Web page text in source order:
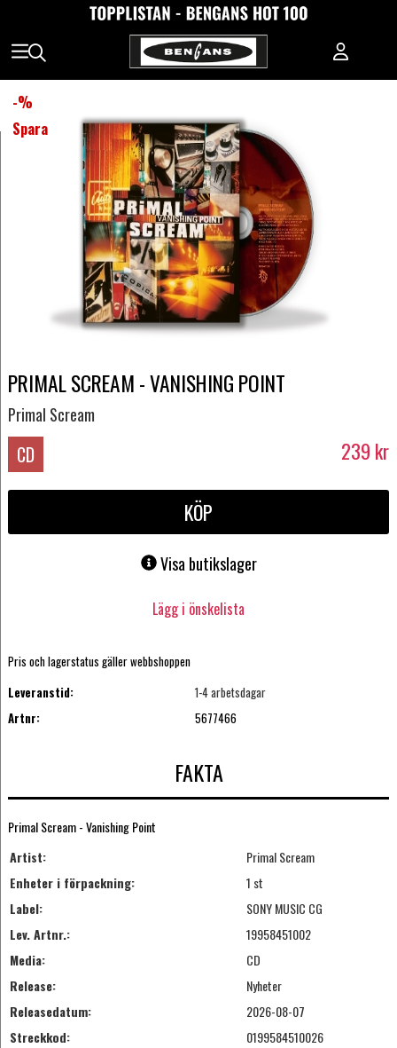
-%
Spara
PRIMAL SCREAM - VANISHING POINT
Primal Scream
CD 239 kr
KÖP
Visa butikslager
Lägg i önskelista
Pris och lagerstatus gäller webbshoppen
Leveranstid:
1-4 arbetsdagar
Artnr:
5677466
FAKTA
Primal Scream - Vanishing Point
Artist:
Primal Scream
Enheter i förpackning:
1 st
Label:
SONY MUSIC CG
Lev. Artnr.:
19958451002
Media:
CD
Release:
Nyheter
Releasedatum:
2026-08-07
Streckkod:
0199584510026